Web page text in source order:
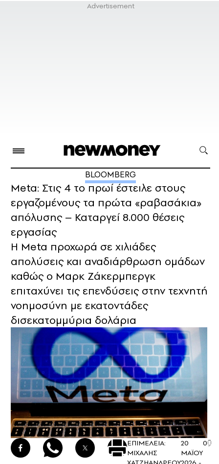
BLOOMBERG
Meta: Στις 4 το πρωί έστειλε στους
εργαζομένους τα πρώτα «ραβασάκια»
απόλυσης – Καταργεί 8.000 θέσεις
εργασίας
Η Meta προχωρά σε χιλιάδες
απολύσεις και αναδιάρθρωση ομάδων
καθώς ο Μαρκ Ζάκερμπεργκ
επιταχύνει τις επενδύσεις στην τεχνητή
νοημοσύνη με εκατοντάδες
δισεκατομμύρια δολάρια
ΕΠΙΜΕΛΕΙΑ:
ΜΙΧΑΛΗΣ
20
ΜΑΪΟΥ
0